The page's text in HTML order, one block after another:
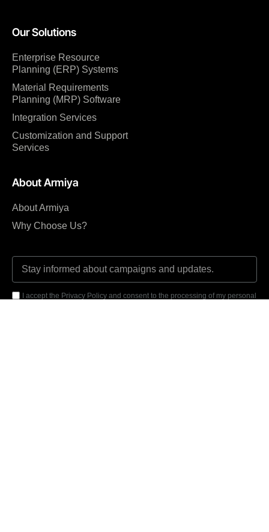
Our Solutions
Enterprise Resource
Planning (ERP) Systems
Material Requirements
Planning (MRP) Software
Integration Services
Customization and Support
Services
About Armiya
About Armiya
Why Choose Us?
I accept the Privacy Policy and consent to the processing of my personal